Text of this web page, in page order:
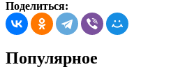
Поделиться:
Популярное